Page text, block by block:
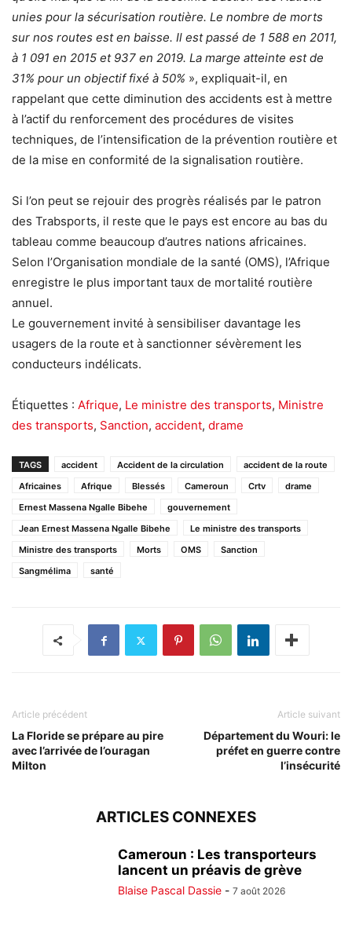
unies pour la sécurisation routière. Le nombre de morts
sur nos routes est en baisse. Il est passé de 1 588 en 2011,
à 1 091 en 2015 et 937 en 2019. La marge atteinte est de
31% pour un objectif fixé à 50% », expliquait-il, en
rappelant que cette diminution des accidents est à mettre
à l’actif du renforcement des procédures de visites
techniques, de l’intensification de la prévention routière et
de la mise en conformité de la signalisation routière.
Si l’on peut se rejouir des progrès réalisés par le patron
des Trabsports, il reste que le pays est encore au bas du
tableau comme beaucoup d’autres nations africaines.
Selon l’Organisation mondiale de la santé (OMS), l’Afrique
enregistre le plus important taux de mortalité routière
annuel.
Le gouvernement invité à sensibiliser davantage les
usagers de la route et à sanctionner sévèrement les
conducteurs indélicats.
Étiquettes : Afrique, Le ministre des transports, Ministre
des transports, Sanction, accident, drame
TAGS accident Accident de la circulation
accident de la route
Africaines
Afrique Blessés Cameroun Crtv
drame
Ernest Massena Ngalle Bibehe
gouvernement
Jean Ernest Massena Ngalle Bibehe
Le ministre des transports
Ministre des transports
Morts OMS
Sanction
Sangmélima
santé
Article précédent
La Floride se prépare au pire
avec l’arrivée de l’ouragan
Milton
Article suivant
Département du Wouri: le
préfet en guerre contre
l’insécurité
ARTICLES CONNEXES
Cameroun : Les transporteurs
lancent un préavis de grève
Blaise Pascal Dassie - 7 août 2026